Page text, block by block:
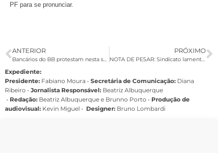
PF para se pronunciar.
ANTERIOR PRÓXIMO
NOTA DE PESAR: Sindicato lamenta a morte do diretor Paulo Ricardo
Expediente:
Presidente: Fabiano Moura • Secretária de Comunicação: Diana
Ribeiro • Jornalista Responsável: Beatriz Albuquerque
• Redação: Beatriz Albuquerque e Brunno Porto • Produção de
audiovisual: Kevin Miguel • Designer: Bruno Lombardi